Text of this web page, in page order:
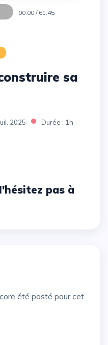
00:00 / 61:45
sa
2025 Durée : 1h